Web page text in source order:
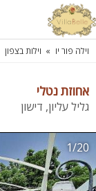
וילה פור יו וילות בצפון
אחוזת נטלי
גליל עליון, דישון
1/20